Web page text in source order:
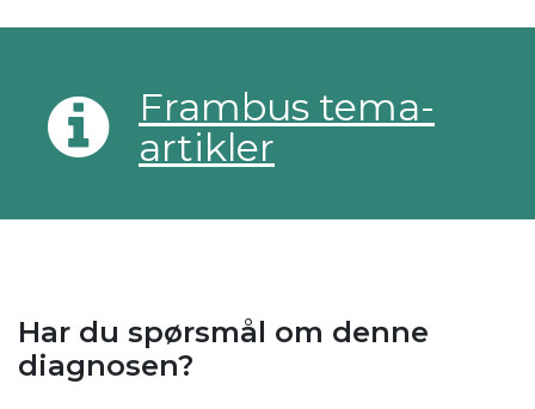
Frambus tema-
artikler
Har du spørsmål om denne
diagnosen?